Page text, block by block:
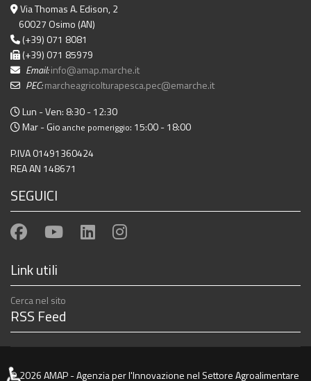
Via Thomas A. Edison, 2
60027 Osimo (AN)
(+39) 071 8081
(+39) 071 85979
Email:info@amap.marche.it
PEC:marcheagricolturapesca.pec@emarche.it
Lun - Ven: 8:30 - 12:30
Mar - Gio anche pomeriggio: 15:00 - 18:00
P.IVA 01491360424
REA AN 148671
SEGUICI
Link utili
Cerca nel sito
RSS Feed
© 2026 AMAP - Agenzia per l'Innovazione nel Settore Agroalimentare